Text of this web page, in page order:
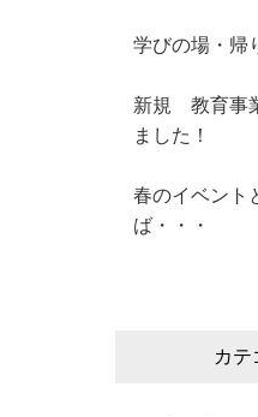
学びの場・帰
新規 教育事
ました！
春のイベント
ば・・・
カテ